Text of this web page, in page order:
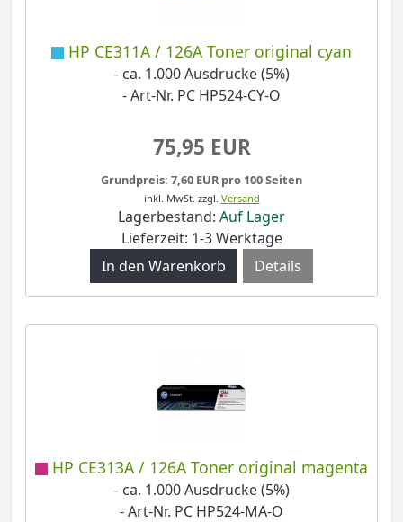
HP CE311A / 126A Toner original cyan
- ca. 1.000 Ausdrucke (5%)
- Art-Nr. PC HP524-CY-O
75,95 EUR
Grundpreis: 7,60 EUR pro 100 Seiten
inkl. MwSt. zzgl. Versand
Lagerbestand: Auf Lager
Lieferzeit: 1-3 Werktage
Details
HP CE313A / 126A Toner original magenta
- ca. 1.000 Ausdrucke (5%)
- Art-Nr. PC HP524-MA-O